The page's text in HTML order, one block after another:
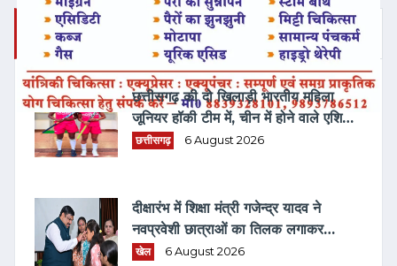
ताज़ा समाचार
छत्तीसगढ़ की दो खिलाड़ी भारतीय महिला
जूनियर हॉकी टीम में, चीन में होने वाले एशिया
कप में दिखाएंगी दम
छत्तीसगढ़ 6 August 2026
दीक्षारंभ में शिक्षा मंत्री गजेन्द्र यादव ने
नवप्रवेशी छात्राओं का तिलक लगाकर
विद्यार्थियों से किये आत्मीय संवाद
खेल 6 August 2026